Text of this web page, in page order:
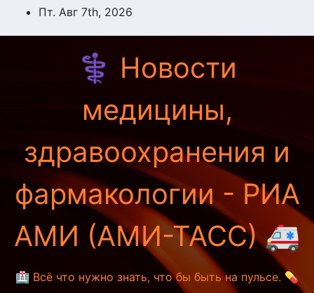
ПерейтиПт. Авг 7th, 2026
⚕️ Новости
медицины,
здравоохранения и
фармакологии - РИА
АМИ (АМИ-ТАСС) 🚑
🏥 Всё что нужно знать, что бы быть на пульсе. 💊